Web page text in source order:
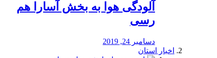
آلودگی هوا به بخش آسارا هم
رسی
دسامبر 24, 2019
اخبار استان